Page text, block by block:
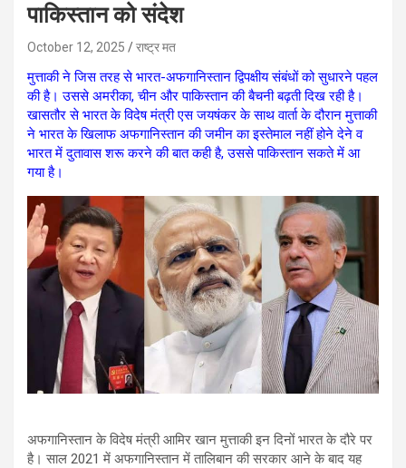
पाकिस्तान को संदेश
October 12, 2025 राष्ट्र मत
मुत्ताकी ने जिस तरह से भारत-अफगानिस्तान द्विपक्षीय संबंधों को सुधारने पहल
की है। उससे अमरीका, चीन और पाकिस्तान की बैचनी बढ़ती दिख रही है।
खासतौर से भारत के विदेष मंत्री एस जयषंकर के साथ वार्ता के दौरान मुत्ताकी
ने भारत के खिलाफ अफगानिस्तान की जमीन का इस्तेमाल नहीं होने देने व
भारत में दुतावास शरू करने की बात कही है, उससे पाकिस्तान सकते में आ
गया है।
अफगानिस्तान के विदेष मंत्री आमिर खान मुत्ताकी इन दिनों भारत के दौरे पर
है। साल 2021 में अफगानिस्तान में तालिबान की सरकार आने के बाद यह